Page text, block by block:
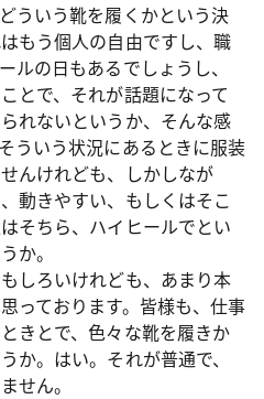
ういう靴を履くかという決
もう個人の自由ですし、職
ルの日もあるでしょうし、
とで、それが話題になって
れないというか、そんな感
ういう状況にあるときに服装
んけれども、しかしなが
動きやすい、もしくはそこ
そちら、ハイヒールでとい
か。
しろいけれども、あまり本
っております。皆様も、仕事
きとで、色々な靴を履きか
か。はい。それが普通で、
せん。